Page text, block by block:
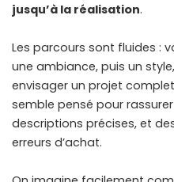
jusqu’à la réalisation.
Les parcours sont fluides :
une ambiance, puis un
envisager un projet
semble pensé pour
descriptions précises, et
erreurs d’achat.